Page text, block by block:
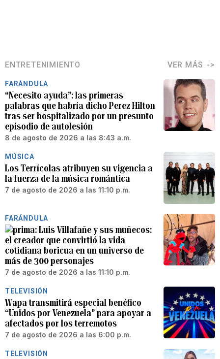
ENTRETENIMIENTO VER MÁS
FARÁNDULA
“Necesito ayuda”: las primeras
palabras que habría dicho Perez Hilton
tras ser hospitalizado por un presunto
episodio de autolesión
8 de agosto de 2026 a las 8:43 a.m.
MÚSICA
Los Terrícolas atribuyen su vigencia a
la fuerza de la música romántica
7 de agosto de 2026 a las 11:10 p.m.
FARÁNDULA
Luis Villafañe y sus muñecos:
el creador que convirtió la vida
cotidiana boricua en un universo de
más de 300 personajes
7 de agosto de 2026 a las 11:10 p.m.
TELEVISIÓN
Wapa transmitirá especial benéfico
“Unidos por Venezuela” para apoyar a
afectados por los terremotos
7 de agosto de 2026 a las 6:00 p.m.
TELEVISIÓN